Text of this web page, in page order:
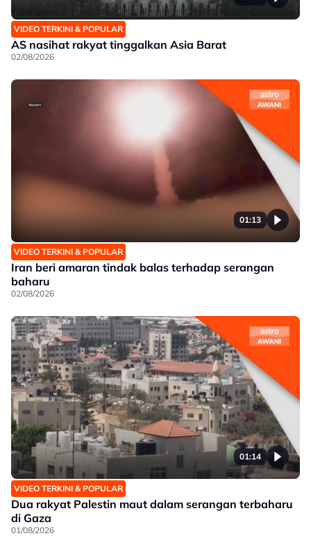
VIDEO TERKINI & POPULAR
AS nasihat rakyat tinggalkan Asia Barat
02/08/2026
01:13
VIDEO TERKINI & POPULAR
Iran beri amaran tindak balas terhadap serangan
baharu
02/08/2026
01:14
VIDEO TERKINI & POPULAR
Dua rakyat Palestin maut dalam serangan terbaharu
di Gaza
01/08/2026